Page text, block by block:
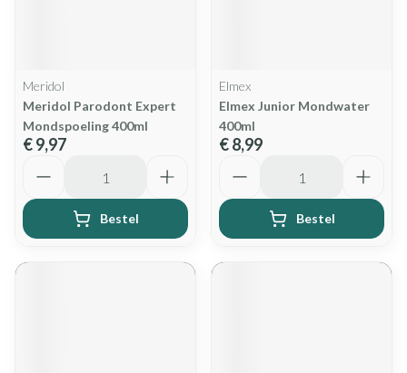
Meridol
Meridol Parodont Expert
Mondspoeling 400ml
€ 9,97
Bestel
Elmex
Elmex Junior Mondwater
400ml
€ 8,99
Bestel